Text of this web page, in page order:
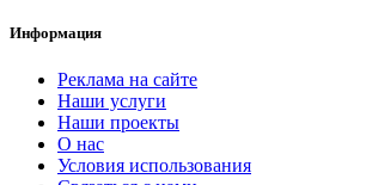
Информация
Реклама на сайте
Наши услуги
Наши проекты
О нас
Условия использования